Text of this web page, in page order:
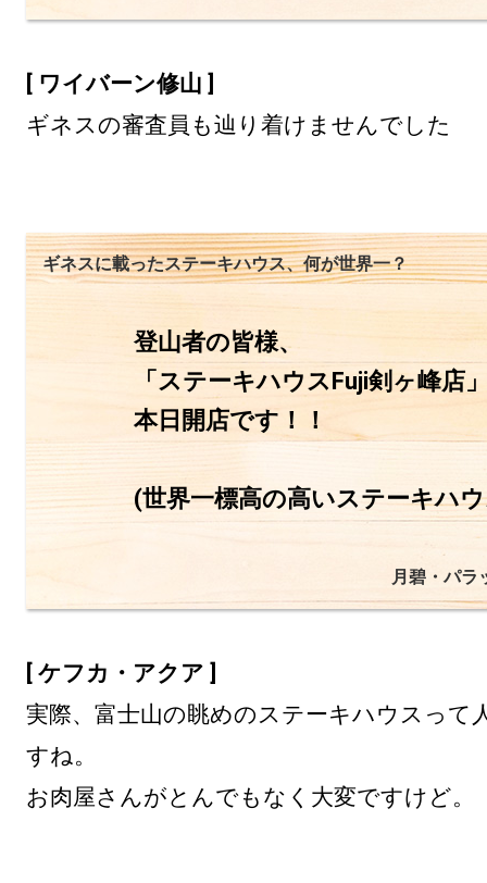
[ ワイバーン修山 ]
ギネスの審査員も辿り着けませんでした
ギネスに載ったステーキハウス、何が世界一？
登山者の皆様、
「ステーキハウスFuji剣ヶ峰店
本日開店です！！
(世界一標高の高いステーキハ
月碧・パ
[ ケフカ・アクア ]
実際、富士山の眺めのステーキハウスって
すね。
お肉屋さんがとんでもなく大変ですけど。